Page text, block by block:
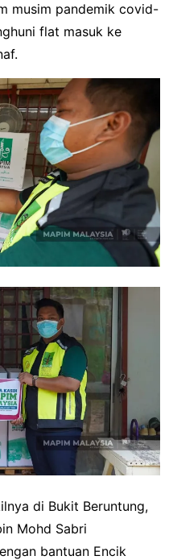
musim pandemik covid-
flat masuk ke
di Bukit Beruntung,
Mohd Sabri
bantuan Encik